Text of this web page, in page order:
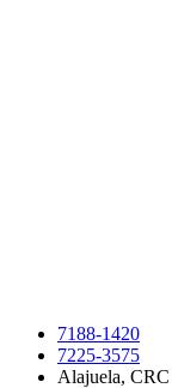
7188-1420
7225-3575
Alajuela, CRC